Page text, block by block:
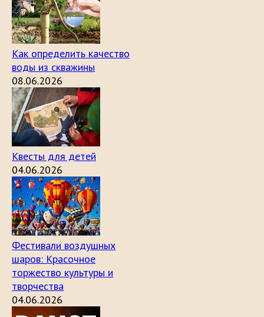
Как определить качество
воды из скважины
08.06.2026
Квесты для детей
04.06.2026
Фестивали воздушных
шаров: Красочное
торжество культуры и
творчества
04.06.2026